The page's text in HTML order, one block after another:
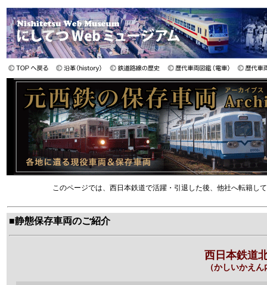
このページでは、西日本鉄道で活躍・引退した後、他社へ転籍し
■静態保存車両のご紹介
西日本鉄道
（かしいかえん